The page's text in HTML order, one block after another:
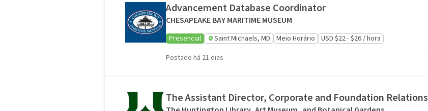
Advancement Database Coordinator
CHESAPEAKE BAY MARITIME MUSEUM
Presencial Saint Michaels, MD Meio Horário
USD $22 - $26 / hora
Postado há 21 dias
The Assistant Director, Corporate and Foundation Relations